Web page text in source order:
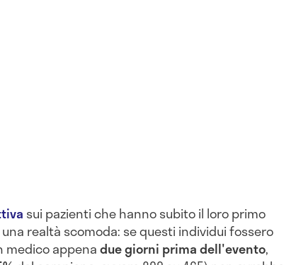
sui pazienti che hanno subito il loro primo
realtà scomoda: se questi individui fossero
medico appenadue giorni prima dell'evento,